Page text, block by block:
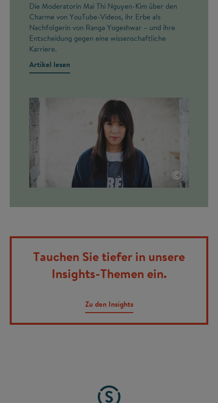
Die Moderatorin Mai Thi Nguyen-Kim über den
Charme von YouTube-Videos, ihr Erbe als
Nachfolgerin von Ranga Yogeshwar – und ihre
Entscheidung gegen eine wissenschaftliche
Karriere.
Artikel lesen
©
Tauchen Sie tiefer in unsere
Insights-Themen ein.
Zu den Insights